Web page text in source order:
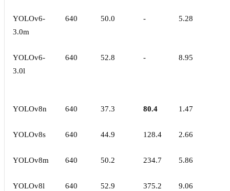
YOLOv6-
3.0m
640 50.0 - 5.28
YOLOv6-
3.0l
640 52.8 - 8.95
YOLOv8n 640 37.3 80.4 1.47
YOLOv8s 640 44.9 128.4 2.66
YOLOv8m 640 50.2 234.7 5.86
YOLOv8l 640 52.9 375.2 9.06